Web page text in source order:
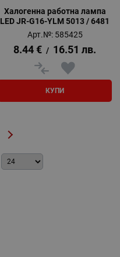
Халогенна работна лампа
LED JR-G16-YLM 5013 / 6481
Арт.№: 585425
8.44 € / 16.51 лв.
КУПИ